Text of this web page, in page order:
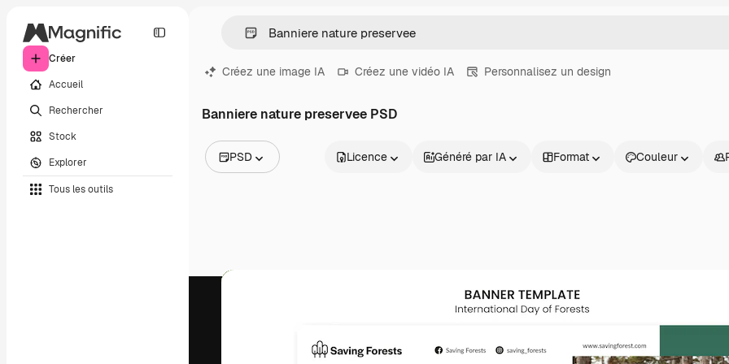
Créer
Accueil
Rechercher
Stock
Explorer
Tous les outils
Créez une image IA Créez une vidéo IA Personnalisez un design
Banniere nature preservee PSD
PSD
Vidéos
Licence Généré par IA Format Couleur
Produits Commencer